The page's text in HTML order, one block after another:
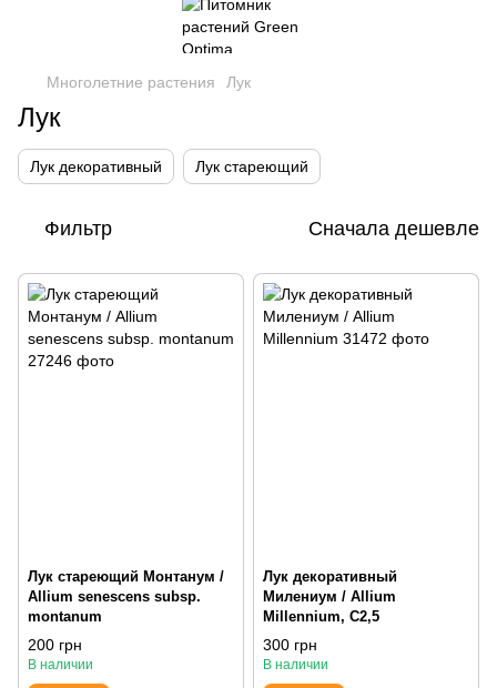
Многолетние растения Лук
Лук
Лук декоративный Лук стареющий
Фильтр Сначала дешевле
Лук стареющий Монтанум /
Allium senescens subsp.
montanum
200 грн
В наличии
Лук декоративный
Милениум / Allium
Millennium, С2,5
300 грн
В наличии